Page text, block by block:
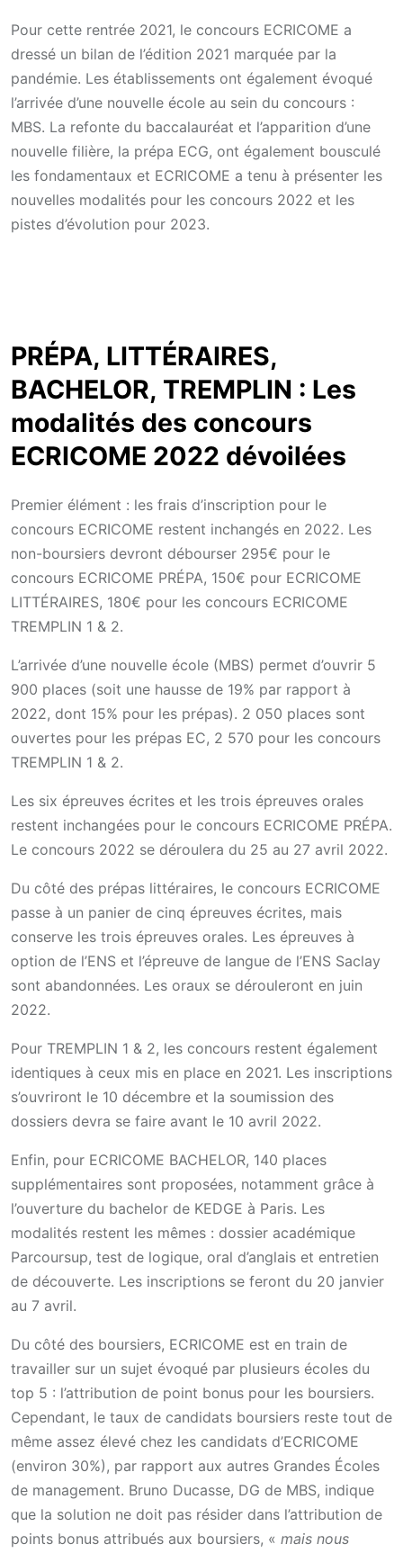
Pour cette rentrée 2021, le concours ECRICOME a
dressé un bilan de l’édition 2021 marquée par la
pandémie. Les établissements ont également évoqué
l’arrivée d’une nouvelle école au sein du concours :
MBS. La refonte du baccalauréat et l’apparition d’une
nouvelle filière, la prépa ECG, ont également bousculé
les fondamentaux et ECRICOME a tenu à présenter les
nouvelles modalités pour les concours 2022 et les
pistes d’évolution pour 2023.
PRÉPA, LITTÉRAIRES,
BACHELOR, TREMPLIN : Les
modalités des concours
ECRICOME 2022 dévoilées
Premier élément : les frais d’inscription pour le
concours ECRICOME restent inchangés en 2022. Les
non-boursiers devront débourser 295€ pour le
concours ECRICOME PRÉPA, 150€ pour ECRICOME
LITTÉRAIRES, 180€ pour les concours ECRICOME
TREMPLIN 1 & 2.
L’arrivée d’une nouvelle école (MBS) permet d’ouvrir 5
900 places (soit une hausse de 19% par rapport à
2022, dont 15% pour les prépas). 2 050 places sont
ouvertes pour les prépas EC, 2 570 pour les concours
TREMPLIN 1 & 2.
Les six épreuves écrites et les trois épreuves orales
restent inchangées pour le concours ECRICOME PRÉPA.
Le concours 2022 se déroulera du 25 au 27 avril 2022.
Du côté des prépas littéraires, le concours ECRICOME
passe à un panier de cinq épreuves écrites, mais
conserve les trois épreuves orales. Les épreuves à
option de l’ENS et l’épreuve de langue de l’ENS Saclay
sont abandonnées. Les oraux se dérouleront en juin
2022.
Pour TREMPLIN 1 & 2, les concours restent également
identiques à ceux mis en place en 2021. Les inscriptions
s’ouvriront le 10 décembre et la soumission des
dossiers devra se faire avant le 10 avril 2022.
Enfin, pour ECRICOME BACHELOR, 140 places
supplémentaires sont proposées, notamment grâce à
l’ouverture du bachelor de KEDGE à Paris. Les
modalités restent les mêmes : dossier académique
Parcoursup, test de logique, oral d’anglais et entretien
de découverte. Les inscriptions se feront du 20 janvier
au 7 avril.
Du côté des boursiers, ECRICOME est en train de
travailler sur un sujet évoqué par plusieurs écoles du
top 5 : l’attribution de point bonus pour les boursiers.
Cependant, le taux de candidats boursiers reste tout de
même assez élevé chez les candidats d’ECRICOME
(environ 30%), par rapport aux autres Grandes Écoles
de management. Bruno Ducasse, DG de MBS, indique
que la solution ne doit pas résider dans l’attribution de
points bonus attribués aux boursiers, « mais nous